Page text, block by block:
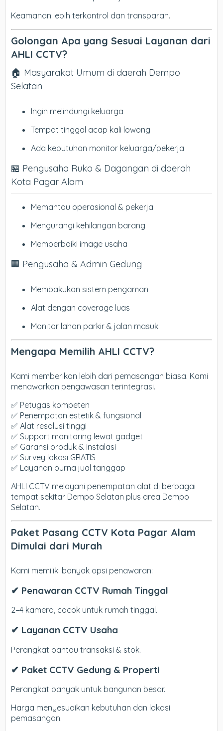
Keamanan lebih terkontrol dan transparan.
Golongan Apa yang Sesuai Layanan dari
AHLI CCTV?
🏠 Masyarakat Umum di daerah Dempo
Selatan
Ingin melindungi keluarga
Tempat tinggal acap kali lowong
Ada kebutuhan monitor keluarga/pekerja
🏪 Pengusaha Ruko & Dagangan di daerah
Kota Pagar Alam
Memantau operasional & pekerja
Mengurangi kehilangan barang
Memperbaiki image usaha
🏢 Pengusaha & Admin Gedung
Membakukan sistem pengaman
Alat dengan coverage luas
Monitor lahan parkir & jalan masuk
Mengapa Memilih AHLI CCTV?
Kami memberikan lebih dari pemasangan biasa. Kami
menawarkan pengawasan terintegrasi.
✅ Petugas kompeten
✅ Penempatan estetik & fungsional
✅ Alat resolusi tinggi
✅ Support monitoring lewat gadget
✅ Garansi produk & instalasi
✅ Survey lokasi GRATIS
✅ Layanan purna jual tanggap
AHLI CCTV melayani penempatan alat di berbagai
tempat sekitar Dempo Selatan plus area Dempo
Selatan.
Paket Pasang CCTV Kota Pagar Alam
Dimulai dari Murah
Kami memiliki banyak opsi penawaran:
✔ Penawaran CCTV Rumah Tinggal
2–4 kamera, cocok untuk rumah tinggal.
✔ Layanan CCTV Usaha
Perangkat pantau transaksi & stok.
✔ Paket CCTV Gedung & Properti
Perangkat banyak untuk bangunan besar.
Harga menyesuaikan kebutuhan dan lokasi
pemasangan.